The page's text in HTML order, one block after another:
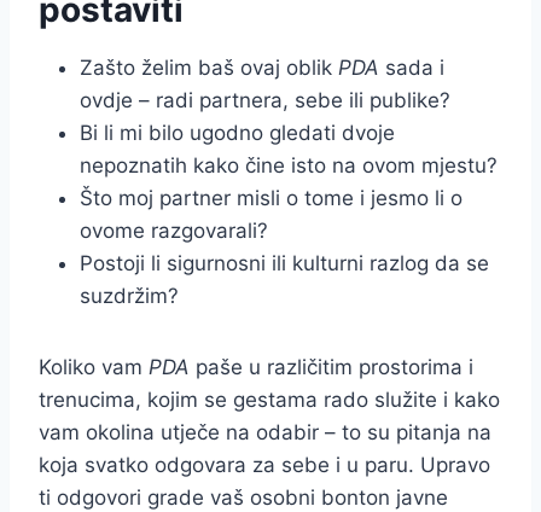
postaviti
Zašto želim baš ovaj oblik PDA sada i
ovdje – radi partnera, sebe ili publike?
Bi li mi bilo ugodno gledati dvoje
nepoznatih kako čine isto na ovom mjestu?
Što moj partner misli o tome i jesmo li o
ovome razgovarali?
Postoji li sigurnosni ili kulturni razlog da se
suzdržim?
Koliko vam PDA paše u različitim prostorima i
trenucima, kojim se gestama rado služite i kako
vam okolina utječe na odabir – to su pitanja na
koja svatko odgovara za sebe i u paru. Upravo
ti odgovori grade vaš osobni bonton javne